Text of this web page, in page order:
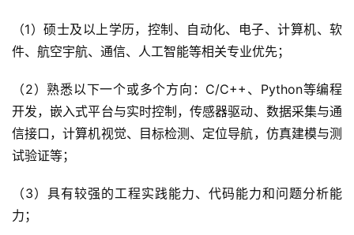
（1）硕士及以上学历，控制、自动化、电子、计算机、软
件、航空宇航、通信、人工智能等相关专业优先；
（2）熟悉以下一个或多个方向：C/C++、Python等编程
开发，嵌入式平台与实时控制，传感器驱动、数据采集与通
信接口，计算机视觉、目标检测、定位导航，仿真建模与测
试验证等；
（3）具有较强的工程实践能力、代码能力和问题分析能
力；